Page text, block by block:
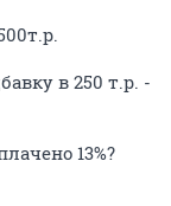
в 250 т.р. -
13%?